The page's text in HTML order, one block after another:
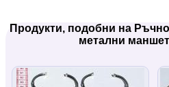
Продукти, подобни на
метални